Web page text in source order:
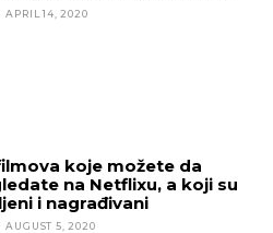
APRIL 14, 2020
koje možete da
na Netflixu, a koji su
i nagrađivani
AUGUST 5, 2020